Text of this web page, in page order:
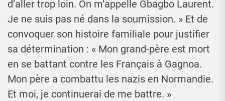
d’aller trop loin. On m’appelle Gbagbo Laurent.
Je ne suis pas né dans la soumission. » Et de
convoquer son histoire familiale pour justifier
sa détermination : « Mon grand-père est mort
en se battant contre les Français à Gagnoa.
Mon père a combattu les nazis en Normandie.
Et moi, je continuerai de me battre. »